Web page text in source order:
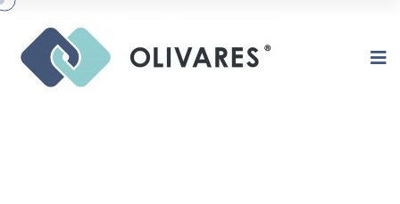
RESOLUCIÓN DE DISPUTAS (ARD) |
MEDIACIÓN Y ARBITRAJE